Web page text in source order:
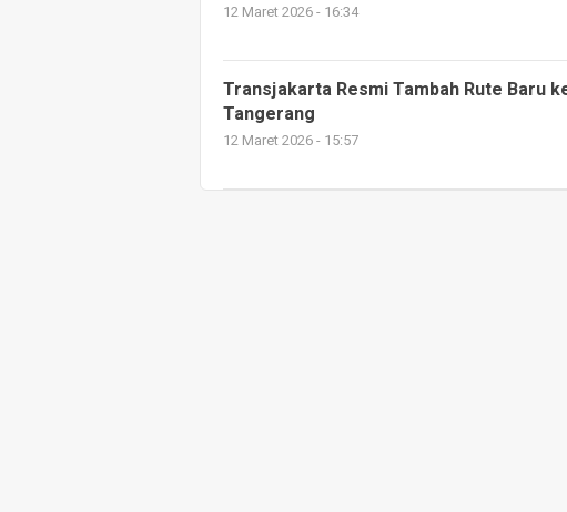
12 Maret 2026 - 16:34
Transjakarta Resmi Tambah Rute Baru
Tangerang
12 Maret 2026 - 15:57